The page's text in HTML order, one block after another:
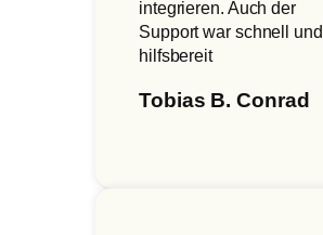
integrieren. Auch der
Support war schnell und
hilfsbereit
Tobias B. Conrad